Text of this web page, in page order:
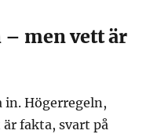
– men vett är
in. Högerregeln,
fakta, svart på